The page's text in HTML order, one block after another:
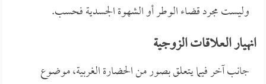
وليست مجرد قضاء الوطر أو الشهوة الجسدية فحسب.
انهيار العلاقات الزوجية
جانب آخر فيما يتعلق بصور من الحضارة الغربية، موضوع